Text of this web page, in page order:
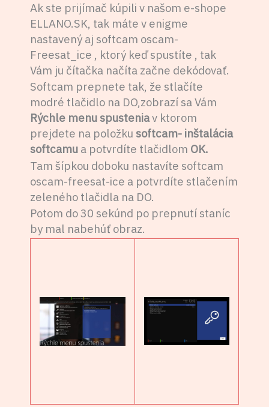
Ak ste prijímač kúpili v našom e-shope
ELLANO.SK, tak máte v enigme
nastavený aj softcam oscam-
Freesat_ice , ktorý keď spustíte , tak
Vám ju čítačka načíta začne dekódovať.
Softcam prepnete tak, že stlačíte
modré tlačidlo na DO,zobrazí sa Vám
Rýchle menu spusteniav ktorom
prejdete na položku softcam- inštalácia
softcamu a potvrdíte tlačidlom OK.
Tam šípkou doboku nastavíte softcam
oscam-freesat-ice a potvrdíte stlačením
zeleného tlačidla na DO.
Potom do 30 sekúnd po prepnutí staníc
by mal nabehúť obraz.